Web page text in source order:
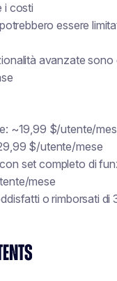
i costi
essere
avanzate sono
~19,99 $/utente/
$/utente/mese
set completo di
mese
o rimborsati di